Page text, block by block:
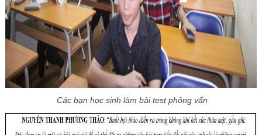
Các bạn học sinh làm bài test phỏng vấn